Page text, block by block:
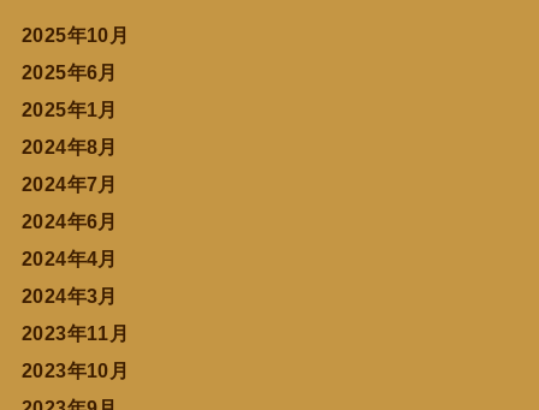
2025年10月
2025年6月
2025年1月
2024年8月
2024年7月
2024年6月
2024年4月
2024年3月
2023年11月
2023年10月